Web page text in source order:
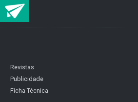
Revistas
Publicidade
Ficha Técnica